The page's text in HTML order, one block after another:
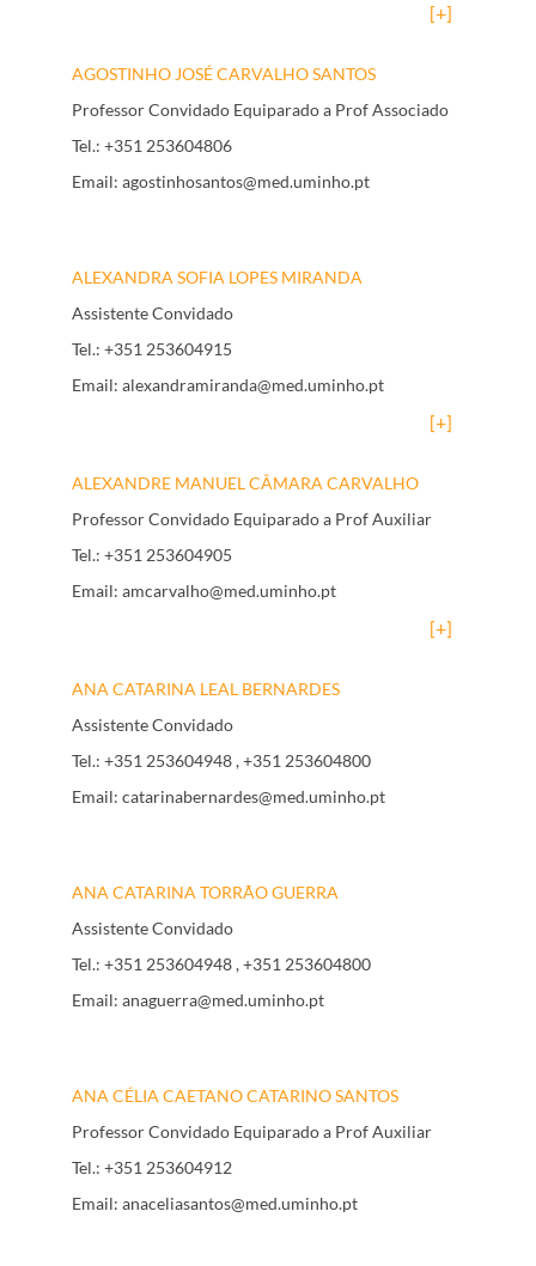
[+]
AGOSTINHO JOSÉ CARVALHO SANTOS
Professor Convidado Equiparado a Prof Associado
Tel.: +351 253604806
Email: agostinhosantos@med.uminho.pt
ALEXANDRA SOFIA LOPES MIRANDA
Assistente Convidado
Tel.: +351 253604915
Email: alexandramiranda@med.uminho.pt
[+]
ALEXANDRE MANUEL CÂMARA CARVALHO
Professor Convidado Equiparado a Prof Auxiliar
Tel.: +351 253604905
Email: amcarvalho@med.uminho.pt
[+]
ANA CATARINA LEAL BERNARDES
Assistente Convidado
Tel.: +351 253604948, +351 253604800
Email: catarinabernardes@med.uminho.pt
ANA CATARINA TORRÃO GUERRA
Assistente Convidado
Tel.: +351 253604948, +351 253604800
Email: anaguerra@med.uminho.pt
ANA CÉLIA CAETANO CATARINO SANTOS
Professor Convidado Equiparado a Prof Auxiliar
Tel.: +351 253604912
Email: anaceliasantos@med.uminho.pt